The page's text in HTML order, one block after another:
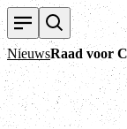
NieuwsRaad voor